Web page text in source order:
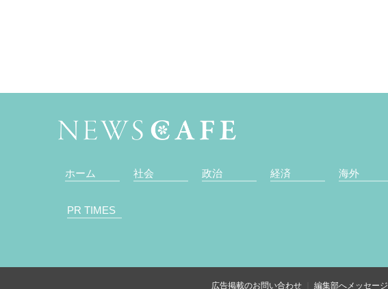
ホーム 社会 政治 経済 海外
PR TIMES
広告掲載のお問い合わせ 編集部へメッセージ